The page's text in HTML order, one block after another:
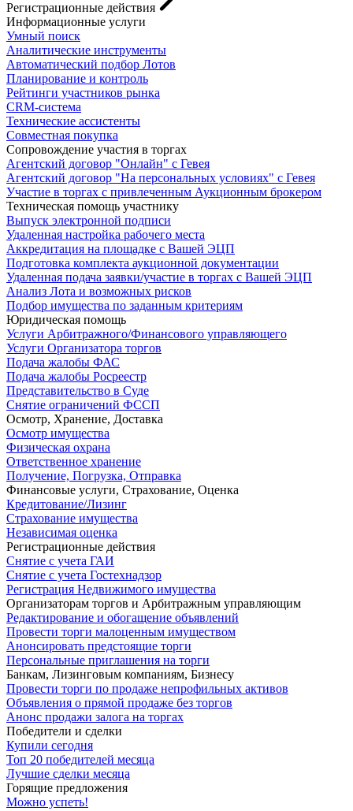
Регистрационные действия
Информационные услуги
Умный поиск
Аналитические инструменты
Автоматический подбор Лотов
Планирование и контроль
Рейтинги участников рынка
CRM-система
Технические ассистенты
Совместная покупка
Сопровождение участия в торгах
Агентский договор "Онлайн" с Гевея
Агентский договор "На персональных условиях" с Гевея
Участие в торгах с привлеченным Аукционным брокером
Техническая помощь участнику
Выпуск электронной подписи
Удаленная настройка рабочего места
Аккредитация на площадке с Вашей ЭЦП
Подготовка комплекта аукционной документации
Удаленная подача заявки/участие в торгах с Вашей ЭЦП
Анализ Лота и возможных рисков
Подбор имущества по заданным критериям
Юридическая помощь
Услуги Арбитражного/Финансового управляющего
Услуги Организатора торгов
Подача жалобы ФАС
Подача жалобы Росреестр
Представительство в Суде
Снятие ограничений ФССП
Осмотр, Хранение, Доставка
Осмотр имущества
Физическая охрана
Ответственное хранение
Получение, Погрузка, Отправка
Финансовые услуги, Страхование, Оценка
Кредитование/Лизинг
Страхование имущества
Независимая оценка
Регистрационные действия
Снятие с учета ГАИ
Снятие с учета Гостехнадзор
Регистрация Недвижимого имущества
Организаторам торгов и Арбитражным управляющим
Редактирование и обогащение объявлений
Провести торги малоценным имуществом
Анонсировать предстоящие торги
Персональные приглашения на торги
Банкам, Лизинговым компаниям, Бизнесу
Провести торги по продаже непрофильных активов
Объявления о прямой продаже без торгов
Анонс продажи залога на торгах
Победители и сделки
Купили сегодня
Топ 20 победителей месяца
Лучшие сделки месяца
Горящие предложения
Можно успеть!